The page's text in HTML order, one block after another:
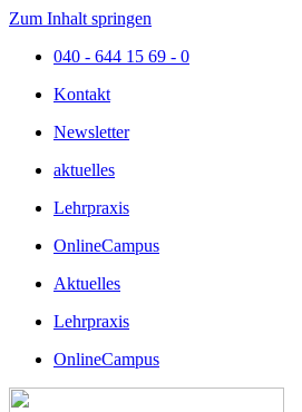
Zum Inhalt springen
040 - 644 15 69 - 0
Kontakt
Newsletter
aktuelles
Lehrpraxis
OnlineCampus
Aktuelles
Lehrpraxis
OnlineCampus